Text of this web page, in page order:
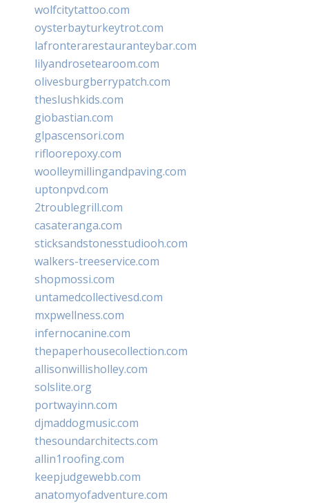
wolfcitytattoo.com
oysterbayturkeytrot.com
lafronterarestauranteybar.com
lilyandrosetearoom.com
olivesburgberrypatch.com
theslushkids.com
giobastian.com
glpascensori.com
rifloorepoxy.com
woolleymillingandpaving.com
uptonpvd.com
2troublegrill.com
casateranga.com
sticksandstonesstudiooh.com
walkers-treeservice.com
shopmossi.com
untamedcollectivesd.com
mxpwellness.com
infernocanine.com
thepaperhousecollection.com
allisonwillisholley.com
solslite.org
portwayinn.com
djmaddogmusic.com
thesoundarchitects.com
allin1roofing.com
keepjudgewebb.com
anatomyofadventure.com